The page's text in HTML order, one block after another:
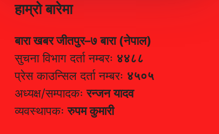
हाम्रो बारेमा
बारा खबर जीतपुर–७ बारा (नेपाल)
सुचना विभाग दर्ता नम्बरः ४४८८
प्रेस काउन्सिल दर्ता नम्बरः ४५०५
अध्यक्ष/सम्पादकःरन्जन यादव
व्यवस्थापकःरुपम कुमारी